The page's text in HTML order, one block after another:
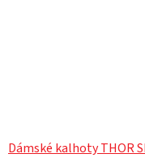
Dámské kalhoty THOR